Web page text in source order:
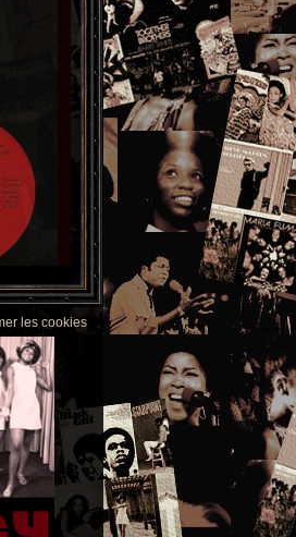
les cookies